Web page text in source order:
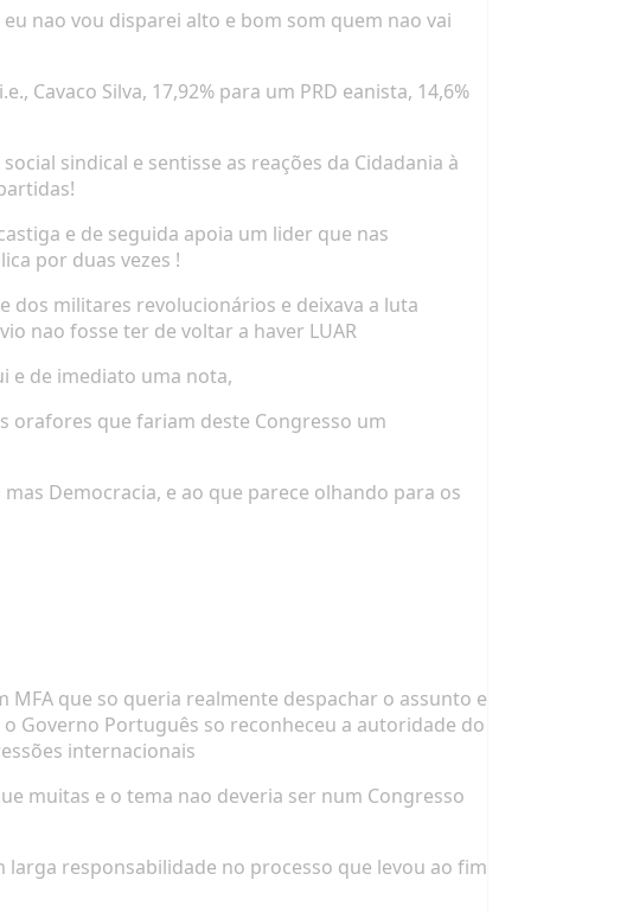
nao vou disparei alto e bom som quem nao vai
Cavaco Silva, 17,92% para um PRD eanista, 14,6%
sindical e sentisse as reações da Cidadania à
e de seguida apoia um lider que nas
por duas vezes !
dos militares revolucionários e deixava a luta
nao fosse ter de voltar a haver LUAR
e de imediato uma nota,
orafores que fariam deste Congresso um
Democracia, e ao que parece olhando para os
que so queria realmente despachar o assunto e
Governo Português so reconheceu a autoridade do
internacionais
muitas e o tema nao deveria ser num Congresso
larga responsabilidade no processo que levou ao fim